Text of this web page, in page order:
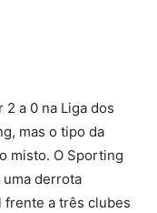
a 0 na Liga dos
mas o tipo da
misto. O Sporting
derrota
frente a três clubes